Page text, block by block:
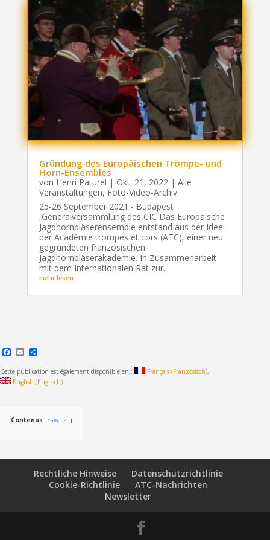
Gründung des Europäischen Trompe- und
Horn-Ensembles
von Henri Paturel | Okt. 21, 2022 | Alle
Veranstaltungen, Foto-Video-Archiv
25-26 September 2021 - Budapest
,Generalversammlung des CIC Das Europäische
Jagdhornbläserensemble entstand aus der Idee
der Académie trompes et cors (ATC), einer neu
gegründeten französischen
Jagdhornbläserakademie. In Zusammenarbeit
mit dem Internationalen Rat zur...
mehr lesen
Facebook
Email
Cette publication est également disponible en : Français (Französisch)
English (Englisch)
Contenus afficher
Rechtliche Hinweise
Datenschutzrichtlinie
Cookie-Richtlinie
ATC-Nachrichten
Newsletter